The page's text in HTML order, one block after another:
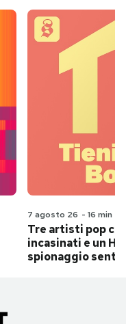
7 agosto 26 - 16 min
Tre artisti pop
incasinati e un
spionaggio